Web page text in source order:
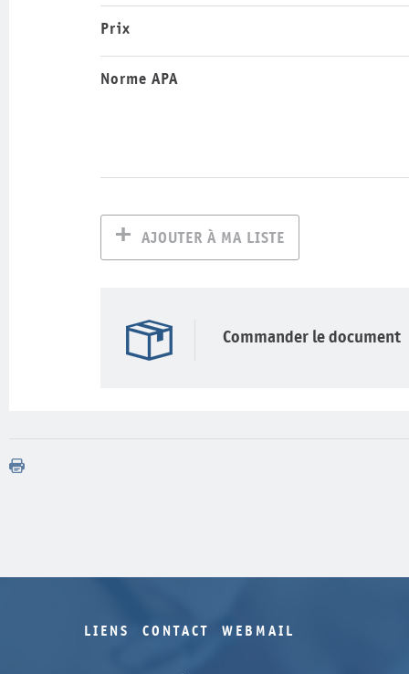
Prix
Norme APA
AJOUTER À MA LISTE
Commander le document
LIENS CONTACT WEBMAIL